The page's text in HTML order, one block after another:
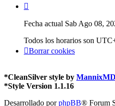
Fecha actual Sab Ago 08,
Todos los horarios son
Borrar cookies
*CleanSilver style by MannixMD
*Style Version 1.1.16
Desarrollado porphpBB® Forum